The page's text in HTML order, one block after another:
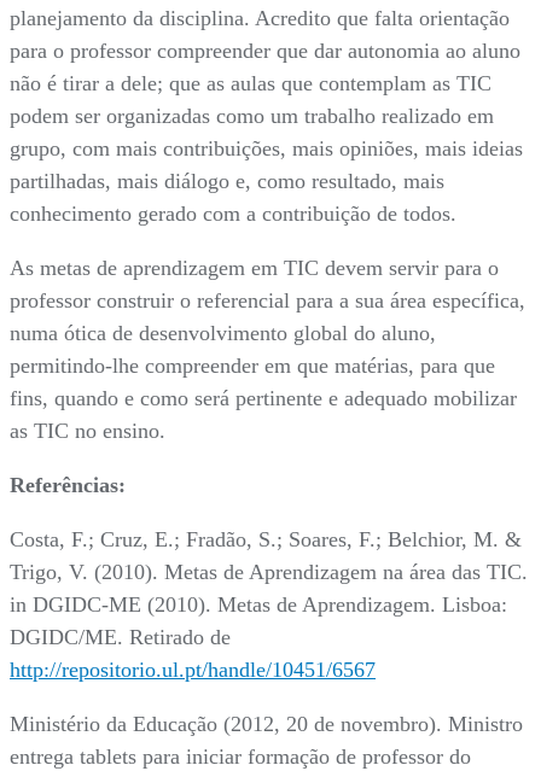
planejamento da disciplina. Acredito que falta orientação
para o professor compreender que dar autonomia ao aluno
não é tirar a dele; que as aulas que contemplam as TIC
podem ser organizadas como um trabalho realizado em
grupo, com mais contribuições, mais opiniões, mais ideias
partilhadas, mais diálogo e, como resultado, mais
conhecimento gerado com a contribuição de todos.
As metas de aprendizagem em TIC devem servir para o
professor construir o referencial para a sua área específica,
numa ótica de desenvolvimento global do aluno,
permitindo-lhe compreender em que matérias, para que
fins, quando e como será pertinente e adequado mobilizar
as TIC no ensino.
Referências:
Costa, F.; Cruz, E.; Fradão, S.; Soares, F.; Belchior, M. &
Trigo, V. (2010). Metas de Aprendizagem na área das TIC.
in DGIDC-ME (2010). Metas de Aprendizagem. Lisboa:
DGIDC/ME. Retirado de
http://repositorio.ul.pt/handle/10451/6567
Ministério da Educação (2012, 20 de novembro). Ministro
entrega tablets para iniciar formação de professor do